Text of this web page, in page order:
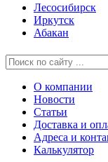
Лесосибирск
Иркутск
Абакан
О компании
Новости
Статьи
Доставка и
Адреса и
Калькулятор